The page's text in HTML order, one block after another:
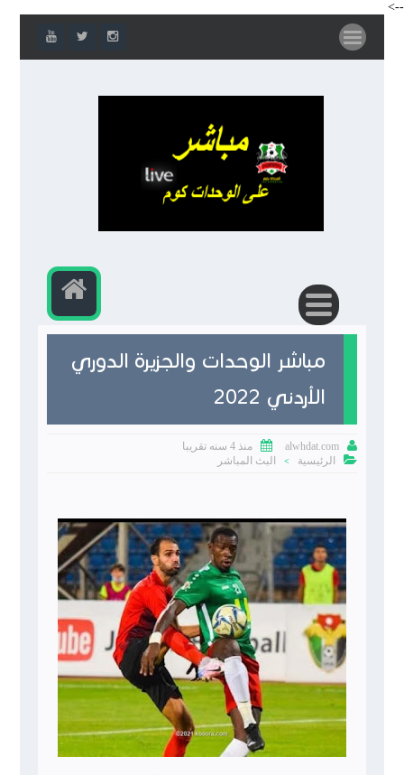
-->
مباشر الوحدات والجزيرة الدوري
الأردني 2022

alwhdat.com

منذ 4 سنه تقريبا

الرئيسية > البث المباشر